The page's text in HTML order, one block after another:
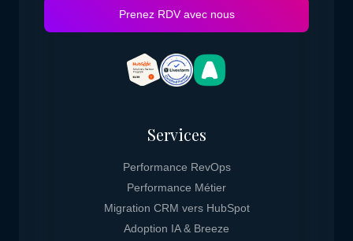
Prenez RDV avec nous
Services
Performance RevOps
Performance Métier
Migration CRM vers HubSpot
Adoption IA & Breeze